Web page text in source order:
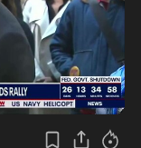
0:29